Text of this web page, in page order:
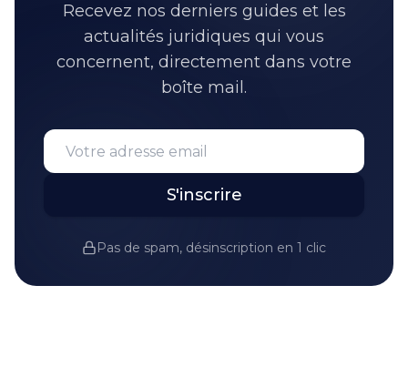
Recevez nos derniers guides et les
actualités juridiques qui vous
concernent, directement dans votre
boîte mail.
S'inscrire
Pas de spam, désinscription en 1 clic